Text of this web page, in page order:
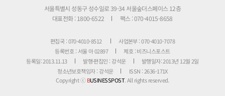
서울특별시 성동구 성수일로 39-34 서울숲더스페이스 12층
대표전화 : 1800-6522
팩스 : 070-4015-8658
편집국 : 070-4010-8512
사업본부 : 070-4010-7078
등록번호 : 서울 아 02897
제호 : 비즈니스포스트
등록일: 2013.11.13
발행·편집인 : 강석운
발행일자: 2013년 12월 2일
청소년보호책임자 : 강석운
ISSN : 2636-171X
Copyright ⓒBUSINESSPOST. All rights reserved.